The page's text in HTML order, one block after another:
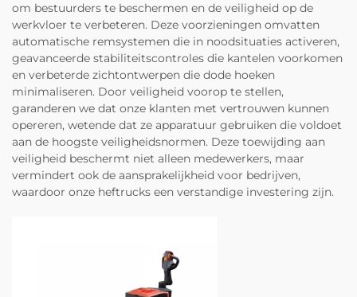
om bestuurders te beschermen en de veiligheid op de
werkvloer te verbeteren. Deze voorzieningen omvatten
automatische remsystemen die in noodsituaties activeren,
geavanceerde stabiliteitscontroles die kantelen voorkomen
en verbeterde zichtontwerpen die dode hoeken
minimaliseren. Door veiligheid voorop te stellen,
garanderen we dat onze klanten met vertrouwen kunnen
opereren, wetende dat ze apparatuur gebruiken die voldoet
aan de hoogste veiligheidsnormen. Deze toewijding aan
veiligheid beschermt niet alleen medewerkers, maar
vermindert ook de aansprakelijkheid voor bedrijven,
waardoor onze heftrucks een verstandige investering zijn.